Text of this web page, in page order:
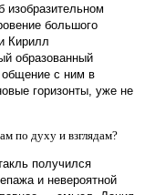
изобразительном
большого
Кирилл
образованный
общение с ним в
горизонты, уже не
по духу и взглядам?
получился
и невероятной